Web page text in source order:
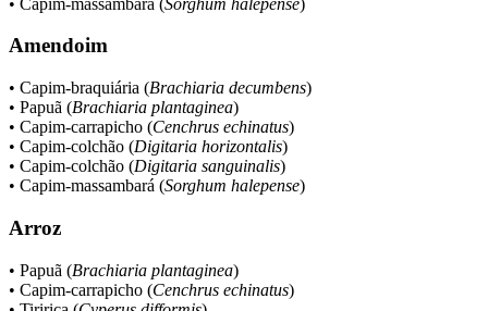
Amendoim
• Capim-braquiária (Brachiaria decumbens)
• Papuã (Brachiaria plantaginea)
• Capim-carrapicho (Cenchrus echinatus)
• Capim-colchão (Digitaria horizontalis)
• Capim-colchão (Digitaria sanguinalis)
• Capim-massambará (Sorghum halepense)
Arroz
• Papuã (Brachiaria plantaginea)
• Capim-carrapicho (Cenchrus echinatus)